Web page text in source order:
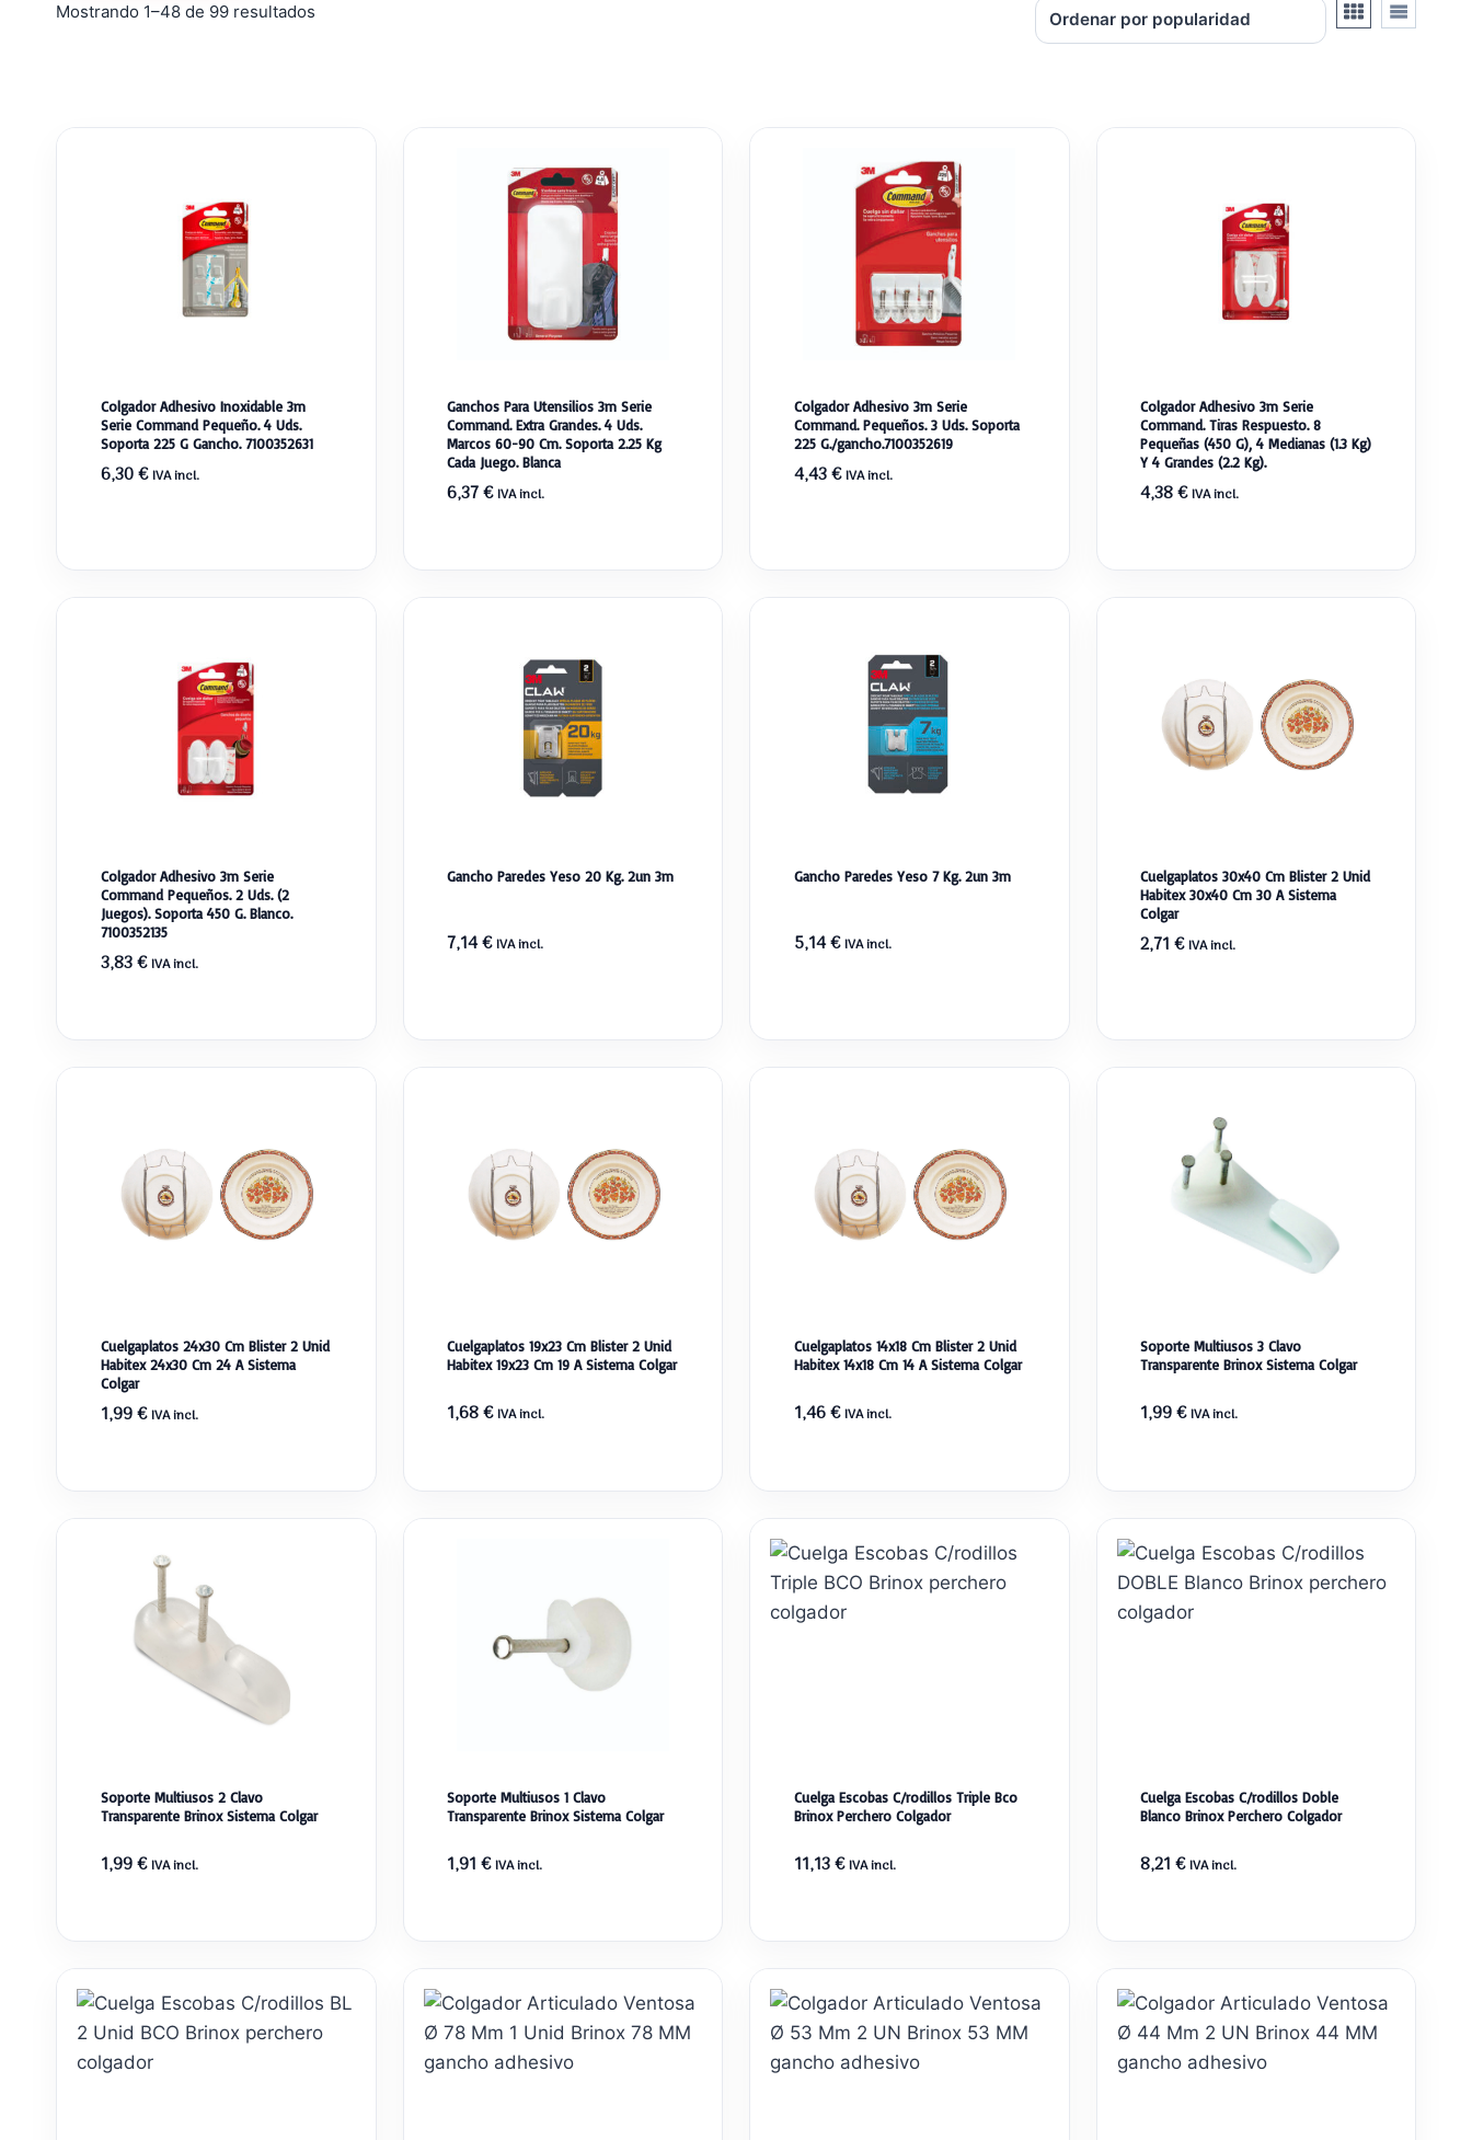
Mostrando 1–48 de 99 resultados
Colgador Adhesivo Inoxidable 3m
Serie Command Pequeño. 4 Uds.
Soporta 225 G Gancho. 7100352631
6,30€ IVA incl.
Ganchos Para Utensilios 3m Serie
Command. Extra Grandes. 4 Uds.
Marcos 60-90 Cm. Soporta 2.25 Kg
Cada Juego. Blanca
6,37€ IVA incl.
Colgador Adhesivo 3m Serie
Command. Pequeños. 3 Uds. Soporta
225 G./gancho.7100352619
4,43€ IVA incl.
Colgador Adhesivo 3m Serie
Command. Tiras Respuesto. 8
Pequeñas (450 G), 4 Medianas (1.3 Kg)
Y 4 Grandes (2.2 Kg).
4,38€ IVA incl.
Colgador Adhesivo 3m Serie
Command Pequeños. 2 Uds. (2
Juegos). Soporta 450 G. Blanco.
7100352135
3,83€ IVA incl.
Gancho Paredes Yeso 20 Kg. 2un 3m
7,14€ IVA incl.
Gancho Paredes Yeso 7 Kg. 2un 3m
5,14€ IVA incl.
Cuelgaplatos 30x40 Cm Blister 2 Unid
Habitex 30x40 Cm 30 A Sistema
Colgar
2,71 € IVA incl.
Cuelgaplatos 24x30 Cm Blister 2 Unid
Habitex 24x30 Cm 24 A Sistema
Colgar
1,99€ IVA incl.
Cuelgaplatos 19x23 Cm Blister 2 Unid
Habitex 19x23 Cm 19 A Sistema Colgar
1,68€ IVA incl.
Cuelgaplatos 14x18 Cm Blister 2 Unid
Habitex 14x18 Cm 14 A Sistema Colgar
1,46€ IVA incl.
Soporte Multiusos 3 Clavo
Transparente Brinox Sistema Colgar
1,99€ IVA incl.
Soporte Multiusos 2 Clavo
Transparente Brinox Sistema Colgar
1,99€ IVA incl.
Soporte Multiusos 1 Clavo
Transparente Brinox Sistema Colgar
1,91 € IVA incl.
Cuelga Escobas C/rodillos Triple Bco
Brinox Perchero Colgador
11,13€ IVA incl.
Cuelga Escobas C/rodillos Doble
Blanco Brinox Perchero Colgador
8,21 € IVA incl.